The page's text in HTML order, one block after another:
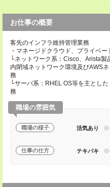
お仕事の概要
客先のインフラ維持管理業務
・マネージドクラウド、プライベ
└ネットワーク系：Cisco、Arista製
内閉域ネットワーク環境及びAWS
務
└サーバ系：RHEL OS等を主とし
務
職場の雰囲気
職場の様子 活気あり
仕事の仕方 テキパキ